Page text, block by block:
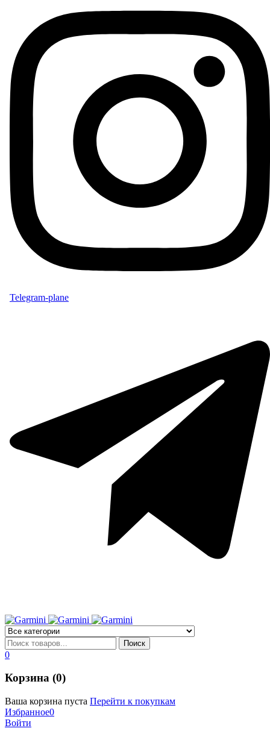
Telegram-plane
0
Корзина (0)
Ваша корзина пуста Перейти к покупкам
Избранное0
Войти